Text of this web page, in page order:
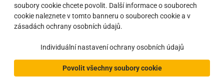
soubory cookie chcete povolit. Další informace o souborech
cookie naleznete v tomto banneru o souborech cookie a v
zásadách ochrany osobních údajů.
Individuální nastavení ochrany osobních údajů
Povolit všechny soubory cookie